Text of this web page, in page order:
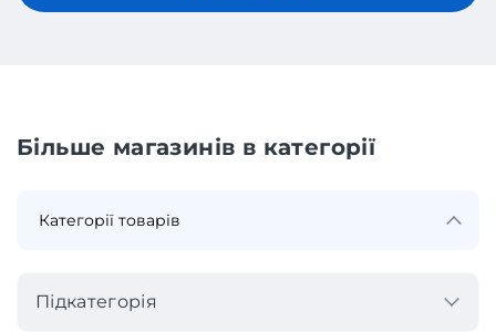
Більше магазинів в категорії
Підкатегорія